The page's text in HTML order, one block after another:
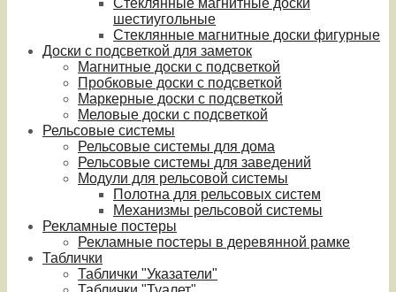
Стеклянные магнитные доски
шестиугольные
Стеклянные магнитные доски фигурные
Доски с подсветкой для заметок
Магнитные доски с подсветкой
Пробковые доски с подсветкой
Маркерные доски с подсветкой
Меловые доски с подсветкой
Рельсовые системы
Рельсовые системы для дома
Рельсовые системы для заведений
Модули для рельсовой системы
Полотна для рельсовых систем
Механизмы рельсовой системы
Рекламные постеры
Рекламные постеры в деревянной рамке
Таблички
Таблички "Указатели"